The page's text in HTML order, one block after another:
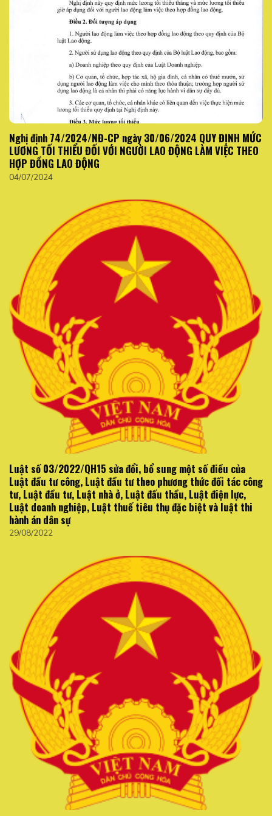
Nghị định 74/2024/NĐ-CP ngày 30/06/2024 QUY ĐỊNH MỨC
LƯƠNG TỐI THIỂU ĐỐI VỚI NGƯỜI LAO ĐỘNG LÀM VIỆC THEO
HỢP ĐỒNG LAO ĐỘNG
04/07/2024
Luật số 03/2022/QH15 sửa đổi, bổ sung một số điều của
Luật đầu tư công, Luật đầu tư theo phương thức đối tác công
tư, Luật đầu tư, Luật nhà ở, Luật đấu thầu, Luật điện lực,
Luật doanh nghiệp, Luật thuế tiêu thụ đặc biệt và luật thi
hành án dân sự
29/08/2022